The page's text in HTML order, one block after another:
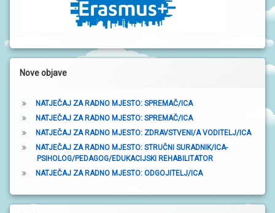
a
k
Nove objave
NATJEČAJ ZA RADNO MJESTO: SPREMAČ/ICA
NATJEČAJ ZA RADNO MJESTO: SPREMAČ/ICA
NATJEČAJ ZA RADNO MJESTO: ZDRAVSTVENI/A VODITELJ/ICA
NATJEČAJ ZA RADNO MJESTO: STRUČNI SURADNIK/ICA-
PSIHOLOG/PEDAGOG/EDUKACIJSKI REHABILITATOR
NATJEČAJ ZA RADNO MJESTO: ODGOJITELJ/ICA